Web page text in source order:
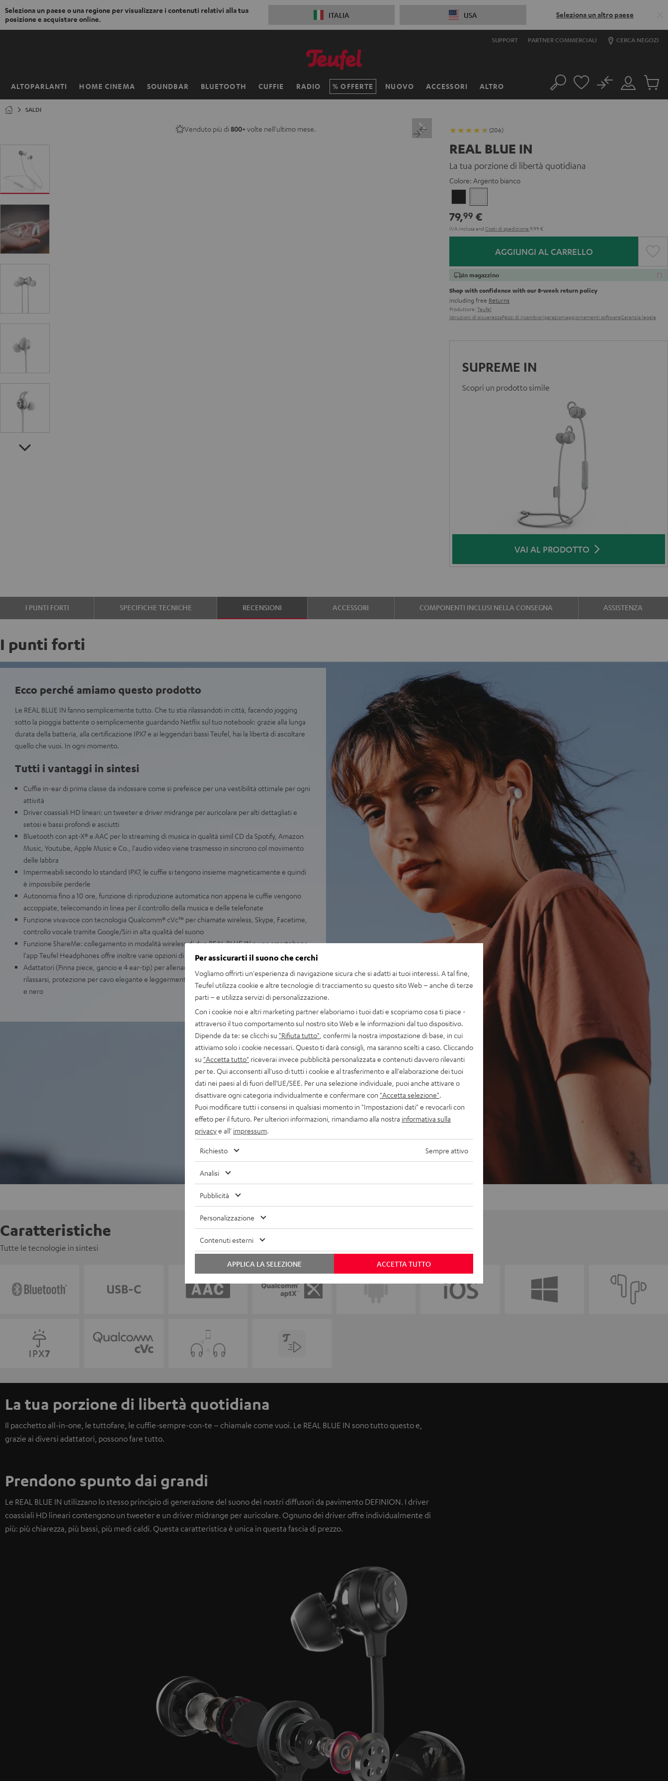
Seleziona un paese o una regione per visualizzare i contenuti relativi alla tua
posizione e acquistare online.
ITALIA USA Seleziona un altro paese
SUPPORT PARTNER COMMERCIALI CERCA NEGOZI
ALTOPARLANTI HOME CINEMA SOUNDBAR BLUETOOTH CUFFIE RADIO OFFERTE NUOVO ACCESSORI ALTRO
Pagina
Cerca
Il
mio
No
Prodotti
SALDI
Venduto più di 800+volte nell'ultimo mese. (206)
REAL BLUE IN
La tua porzione di libertà quotidiana
Colore: Argento bianco
Black bianco
79,99 €
IVA inclusa and Costi di spedizione 9,99 €
AGGIUNGI AL CARRELLO
In magazzino
Shop with confidence with our 8-week return policy
including free Returns
Produttore: Teufel
Istruzioni di sicuerezzaPezzi di ricambioriparazioniaggiornamenti softwareGaranzia legale
SUPREME IN
Scopri un prodotto simile
VAI AL PRODOTTO
I PUNTI FORTI SPECIFICHE TECNICHE RECENSIONI ACCESSORI COMPONENTI INCLUSI NELLA CONSEGNA ASSISTENZA
I punti forti
Ecco perché amiamo questo prodotto
Le REAL BLUE IN fanno semplicemente tutto. Che tu stia rilassandoti in città, facendo jogging
sotto la pioggia battente o semplicemente guardando Netflix sul tuo notebook: grazie alla lunga
durata della batteria, alla certificazione IPX7 e ai leggendari bassi Teufel, hai la libertà di ascoltare
quello che vuoi. In ogni momento.
Tutti i vantaggi in sintesi
Cuffie in-ear di prima classe da indossare come si prefeisce per una vestibilità ottimale per ogni
attività
Driver coassiali HD lineari: un tweeter e driver midrange per auricolare per alti dettagliati e
setosi e bassi profondi e asciutti
Bluetooth con apt-X® e AAC per lo streaming di musica in qualità simil CD da Spotify, Amazon
Music, Youtube, Apple Music e Co., l'audio video viene trasmesso in sincrono col movimento
delle labbra
Impermeabili secondo lo standard IPX7, le cuffie si tengono insieme magneticamente e quindi
è impossibile perderle
Autonomia fino a 10 ore, funzione di riproduzione automatica non appena le cuffie vengono
accoppiate, telecomando in linea per il controllo della musica e delle telefonate
Funzione vivavoce con tecnologia Qualcomm® cVc™ per chiamate wireless, Skype, Facetime,
controllo vocale tramite Google/Siri in alta qualità del suono
Funzione ShareMe: collegamento in modalità wireless di due REAL BLUE IN a uno smartphone,
l'app Teufel Headphones offre inoltre varie opzioni di impostazione
Adattatori (Pinna piece, gancio e 4 ear-tip) per allenamenti pesanti, allenamenti soft e per
rilassarsi, protezione per cavo elegante e leggermente trasparente, cuffie disponibili in bianco
e nero
Caratteristiche
Tutte le tecnologie in sintesi
La tua porzione di libertà quotidiana
Il pacchetto all-in-one, le tuttofare, le cuffie-sempre-con-te – chiamale come vuoi. Le REAL BLUE IN sono tutto questo e,
grazie ai diversi adattatori, possono fare tutto.
Prendono spunto dai grandi
Le REAL BLUE IN utilizzano lo stesso principio di generazione del suono dei nostri diffusori da pavimento DEFINION. I driver
coassiali HD lineari contengono un tweeter e un driver midrange per auricolare. Ognuno dei driver offre individualmente di
più: più chiarezza, più bassi, più medi caldi. Questa caratteristica è unica in questa fascia di prezzo.
Per assicurarti il suono che cerchi
Vogliamo offrirti un'esperienza di navigazione sicura che si adatti ai tuoi interessi. A tal fine,
Teufel utilizza cookie e altre tecnologie di tracciamento su questo sito Web – anche di terze
parti – e utilizza servizi di personalizzazione.
Con i cookie noi e altri marketing partner elaboriamo i tuoi dati e scopriamo cosa ti piace -
attraverso il tuo comportamento sul nostro sito Web e le informazioni dal tuo dispositivo.
Dipende da te: se clicchi su "Rifiuta tutto" , confermi la nostra impostazione di base, in cui
attiviamo solo i cookie necessari. Questo ti darà consigli, ma saranno scelti a caso. Cliccando
su "Accetta tutto" riceverai invece pubblicità personalizzata e contenuti davvero rilevanti
per te. Qui acconsenti all'uso di tutti i cookie e al trasferimento e all'elaborazione dei tuoi
dati nei paesi al di fuori dell’UE/SEE. Per una selezione individuale, puoi anche attivare o
disattivare ogni categoria individualmente e confermare con "Accetta selezione"
Puoi modificare tutti i consensi in qualsiasi momento in "Impostazioni dati" e revocarli con
effeto per il futuro. Per ulteriori informazioni, rimandiamo alla nostra informativa sulla
privacye all' impressum
Richiesto Sempre attivo
Analisi
Pubblicità
Personalizzazione
Contenuti esterni
ACCETTA TUTTO
APPLICA LA SELEZIONE